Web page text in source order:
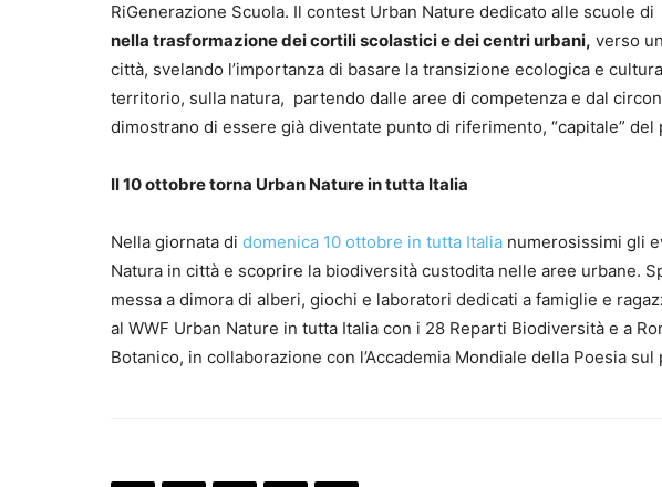
RiGenerazione Scuola. Il contest Urban Nature dedicato alle scuole
nella trasformazione dei cortili scolastici e dei centri urbani, verso
città, svelando l’importanza di basare la transizione ecologica e
territorio, sulla natura, partendo dalle aree di competenza e dal
dimostrano di essere già diventate punto di riferimento, “capitale”
Il 10 ottobre torna Urban Nature in tutta Italia
Nella giornata di domenica 10 ottobre in tutta Italia numerosissimi gli
Natura in città e scoprire la biodiversità custodita nelle aree urbane.
messa a dimora di alberi, giochi e laboratori dedicati a famiglie e
al WWF Urban Nature in tutta Italia con i 28 Reparti Biodiversità e a
Botanico, in collaborazione con l’Accademia Mondiale della Poesia sul